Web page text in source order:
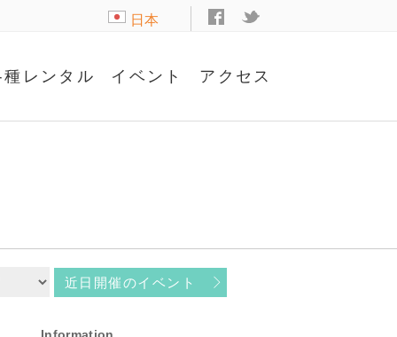
日本
種レンタル イベント アクセス
近日開催のイベント